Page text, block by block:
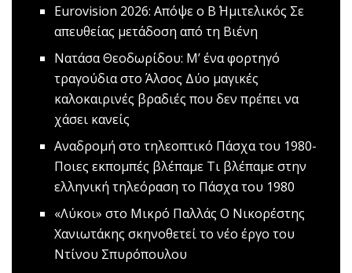
Εurovision 2026: Απόψε ο Β΄ Ημιτελικός Σε
απευθείας μετάδοση από τη Βιένη
Νατάσα Θεοδωρίδου: Μ’ ένα φορτηγό
τραγούδια στο Άλσος Δύο μαγικές
καλοκαιρινές βραδιές που δεν πρέπει να
χάσει κανείς
Αναδρομή στο τηλεοπτικό Πάσχα του 1980-
Ποιες εκπομπές βλέπαμε Τι βλέπαμε στην
ελληνική τηλεόραση το Πάσχα του 1980
«Λύκοι» στο Μικρό Παλλάς Ο Νικορέστης
Χανιωτάκης σκηνοθετεί το νέο έργο του
Ντίνου Σπυρόπουλου